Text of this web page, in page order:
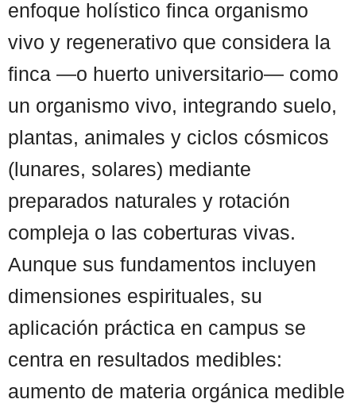
enfoque holístico finca organismo
vivo y regenerativo que considera la
finca —o huerto universitario— como
un organismo vivo, integrando suelo,
plantas, animales y ciclos cósmicos
(lunares, solares) mediante
preparados naturales y rotación
compleja o las coberturas vivas.
Aunque sus fundamentos incluyen
dimensiones espirituales, su
aplicación práctica en campus se
centra en resultados medibles:
aumento de materia orgánica medible